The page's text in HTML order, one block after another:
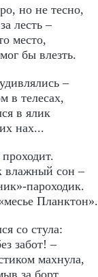
но не тесно,
лесть –
место,
бы влезть.
–
в телесах,
в ялик
нах...
влажный сон –
пароходик.
Планктон».
со стула:
забот! –
махнула,
за борт.